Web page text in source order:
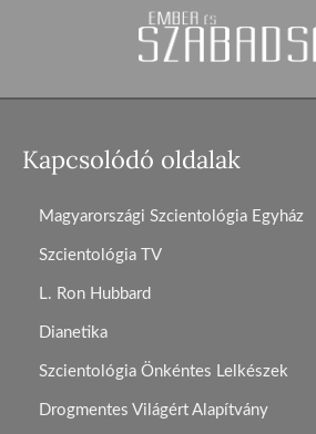
Kapcsolódó oldalak
Magyarországi Szcientológia Egyház
Szcientológia TV
L. Ron Hubbard
Dianetika
Szcientológia Önkéntes Lelkészek
Drogmentes Világért Alapítvány